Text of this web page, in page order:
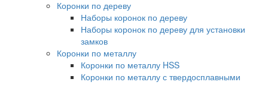
Коронки по дереву
Наборы коронок по дереву
Наборы коронок по дереву для установки
замков
Коронки по металлу
Коронки по металлу HSS
Коронки по металлу с твердосплавными